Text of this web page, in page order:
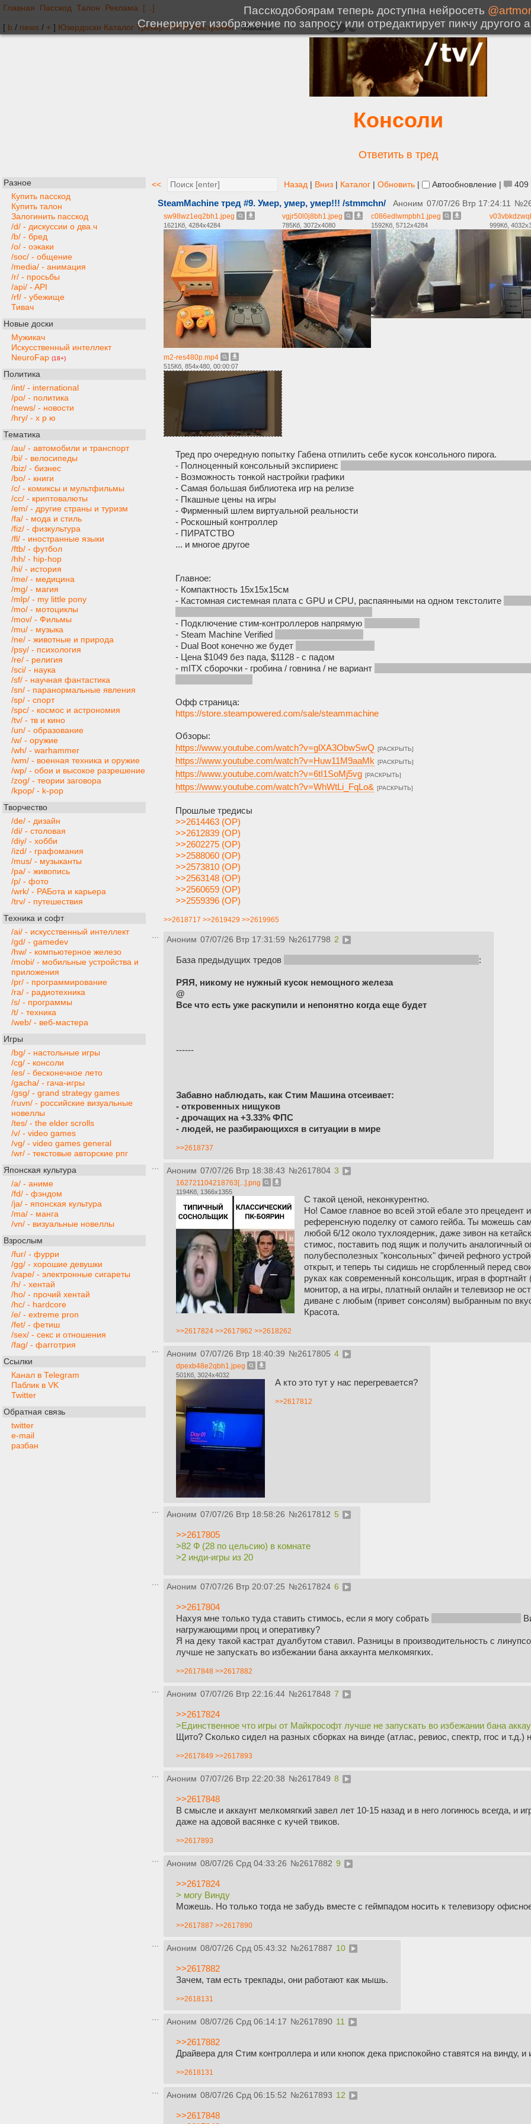
Главная Пасскод Талон Реклама [...]
[ b / news / + ] Юзердоски Каталог Трекер NSFW Настройки
Консоли
Ответить в тред
Разное
Купить пасскод
Купить талон
Залогинить пасскод
/d/ - дискуссии о два.ч
/b/ - бред
/o/ - оэкаки
/soc/ - общение
/media/ - анимация
/r/ - просьбы
/api/ - API
/rf/ - убежище
Тивач
Новые доски
Мужикач
Искусственный интеллект
NeuroFap (18+)
Политика
/int/ - international
/po/ - политика
/news/ - новости
/hry/ - х р ю
Тематика
/au/ - автомобили и транспорт
/bi/ - велосипеды
/biz/ - бизнес
/bo/ - книги
/c/ - комиксы и мультфильмы
/cc/ - криптовалюты
/em/ - другие страны и туризм
/fa/ - мода и стиль
/fiz/ - физкультура
/fl/ - иностранные языки
/ftb/ - футбол
/hh/ - hip-hop
/hi/ - история
/me/ - медицина
/mg/ - магия
/mlp/ - my little pony
/mo/ - мотоциклы
/mov/ - Фильмы
/mu/ - музыка
/ne/ - животные и природа
/psy/ - психология
/re/ - религия
/sci/ - наука
/sf/ - научная фантастика
/sn/ - паранормальные явления
/sp/ - спорт
/spc/ - космос и астрономия
/tv/ - тв и кино
/un/ - образование
/w/ - оружие
/wh/ - warhammer
/wm/ - военная техника и оружие
/wp/ - обои и высокое разрешение
/zog/ - теории заговора
/kpop/ - k-pop
Творчество
/de/ - дизайн
/di/ - столовая
/diy/ - хобби
/izd/ - графомания
/mus/ - музыканты
/pa/ - живопись
/p/ - фото
/wrk/ - РАБота и карьера
/trv/ - путешествия
Техника и софт
/ai/ - искусственный интеллект
/gd/ - gamedev
/hw/ - компьютерное железо
/mobi/ - мобильные устройства и
приложения
/pr/ - программирование
/ra/ - радиотехника
/s/ - программы
/t/ - техника
/web/ - веб-мастера
Игры
/bg/ - настольные игры
/cg/ - консоли
/es/ - бесконечное лето
/gacha/ - гача-игры
/gsg/ - grand strategy games
/ruvn/ - российские визуальные
новеллы
/tes/ - the elder scrolls
/v/ - video games
/vg/ - video games general
/wr/ - текстовые авторские рпг
Японская культура
/a/ - аниме
/fd/ - фэндом
/ja/ - японская культура
/ma/ - манга
/vn/ - визуальные новеллы
Взрослым
/fur/ - фурри
/gg/ - хорошие девушки
/vape/ - электронные сигареты
/h/ - хентай
/ho/ - прочий хентай
/hc/ - hardcore
/e/ - extreme pron
/fet/ - фетиш
/sex/ - секс и отношения
/fag/ - фагготрия
Ссылки
Канал в Telegram
Паблик в VK
Twitter
Обратная связь
twitter
e-mail
разбан
<< Назад | Вниз | Каталог | Обновить | Автообновление | 409
SteamMachine тред #9. Умер, умер, умер!!! /stmmchn/ Аноним 07/07/26 Втр 17:24:11 №
sw98wz1eq2bh1.jpeg
1621Кб, 4284x4284
vgjr50l0j8bh1.jpeg
785Кб, 3072x4080
c086edlwmpbh1.jpeg
1592Кб, 5712x4284 999Кб,
m2-res480p.mp4
515Кб, 854x480, 00:00:07
Тред про очередную попытку Габена отпилить себе кусок консольного пирога.
- Полноценный консольный экспириенс
- Возможность тонкой настройки графики
- Самая большая библиотека игр на релизе
- Пкашные цены на игры
- Фирменный шлем виртуальной реальности
- Роскошный контроллер
- ПИРАТСТВО
... и многое другое
Главное:
- Компактность 15х15х15см
- Кастомная системная плата с GPU и CPU, распаянными на одном текстолите
- Подключение стим-контроллеров напрямую
- Steam Machine Verified
- Dual Boot конечно же будет
- Цена $1049 без пада, $1128 - с падом
- mITX сборочки - гробина / говнина / не вариант
Офф страница:
https://store.steampowered.com/sale/steammachine
Обзоры:
https://www.youtube.com/watch?v=glXA3ObwSwQ [РАСКРЫТЬ]
https://www.youtube.com/watch?v=Huw11M9aaMk [РАСКРЫТЬ]
https://www.youtube.com/watch?v=6tI1SoMj5vg [РАСКРЫТЬ]
https://www.youtube.com/watch?v=WhWtLi_FqLo& [РАСКРЫТЬ]
Прошлые тредисы
>>2614463 (OP)
>>2612839 (OP)
>>2602275 (OP)
>>2588060 (OP)
>>2573810 (OP)
>>2563148 (OP)
>>2560659 (OP)
>>2559396 (OP)
>>2618717 >>2619429 >>2619965
Аноним 07/07/26 Втр 17:31:59 №2617798 2
База предыдущих тредов :
РЯЯ, никому не нужный кусок немощного железа
@
Все что есть уже раскупили и непонятно когда еще будет
------
Забавно наблюдать, как Стим Машина отсеивает:
- откровенных нищуков
- дрочащих на +3.33% ФПС
- людей, не разбирающихся в ситуации в мире
>>2618737
Аноним 07/07/26 Втр 18:38:43 №2617804 3
162721104218763[...].png
1194Кб, 1366x1355
С такой ценой, неконкурентно.
Но! Самое главное во всей этой ебале это прецедент
референсную поделку от самого гейба. Ты можешь
любой 6/12 около тухлоядерник, даже зивон на
стимос, поставить под ящик и получить аналогичный
полубесполезных "консольных" фичей рефного
открыт, и теперь ты сидишь не сгорбленный перед
руках как современный консольщик, играя в
монитор, а на игры, платный онлайн и телевизор не
диване с любым (привет сонсолям) выбранным по
Красота.
>>2617824 >>2617962 >>2618262
Аноним 07/07/26 Втр 18:40:39 №2617805 4
dpexb48e2qbh1.jpeg
501Кб, 3024x4032
А кто это тут у нас перегревается?
>>2617812
Аноним 07/07/26 Втр 18:58:26 №2617812 5
>>2617805
>82 Ф (28 по цельсию) в комнате
>2 инди-игры из 20
Аноним 07/07/26 Втр 20:07:25 №2617824 6
>>2617804
Нахуя мне только туда ставить стимось, если я могу собрать
нагружающими проц и оперативку?
Я на деку такой кастрат дуалбутом ставил. Разницы в производительность с
лучше не запускать во избежании бана аккаунта мелкомягких.
>>2617848 >>2617882
Аноним 07/07/26 Втр 22:16:44 №2617848 7
>>2617824
>Единственное что игры от Майкрософт лучше не запускать во избежании бана
Щито? Сколько сидел на разных сборках на винде (атлас, ревиос, спектр, ггос и т.д.)
>>2617849 >>2617893
Аноним 07/07/26 Втр 22:20:38 №2617849 8
>>2617848
В смысле и аккаунт мелкомягкий завел лет 10-15 назад и в него логинюсь всегда, и
даже на адовой васянке с кучей твиков.
>>2617893
Аноним 08/07/26 Срд 04:33:26 №2617882 9
>>2617824
> могу Винду
Можешь. Но только тогда не забудь вместе с геймпадом носить к телевизору
>>2617887 >>2617890
Аноним 08/07/26 Срд 05:43:32 №2617887 10
>>2617882
Зачем, там есть трекпады, они работают как мышь.
>>2618131
Аноним 08/07/26 Срд 06:14:17 №2617890 11
>>2617882
Драйвера для Стим контроллера и или кнопок дека приспокойно ставятся на винду,
>>2618131
Аноним 08/07/26 Срд 06:15:52 №2617893 12
>>2617848